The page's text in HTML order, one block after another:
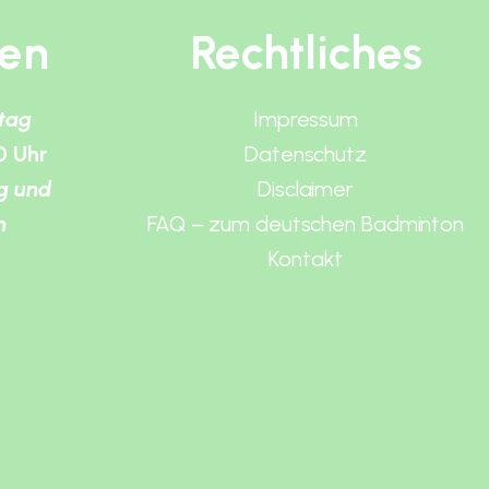
Uhr
und
Rechtliches
Impressum
Datenschutz
Disclaimer
FAQ – zum deutschen Badminton
Kontakt